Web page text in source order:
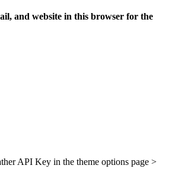
and website in this browser for the
API Key in the theme options page >